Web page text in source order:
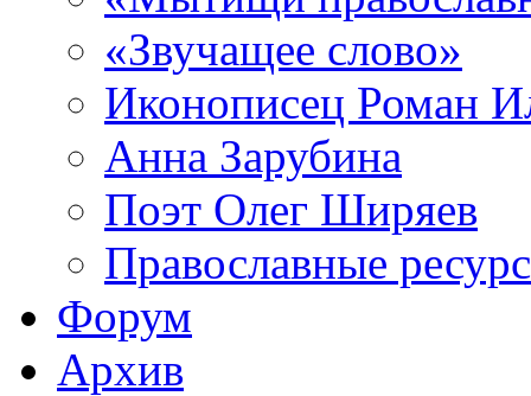
«Звучащее слово»
Иконописец Роман
Анна Зарубина
Поэт Олег Ширяев
Православные
Форум
Архив